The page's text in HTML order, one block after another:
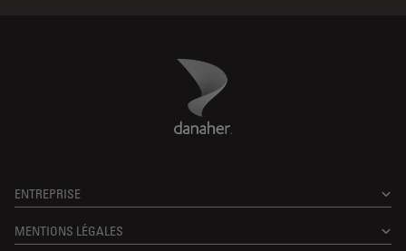
Danaher Logo
ENTREPRISE
MENTIONS LÉGALES